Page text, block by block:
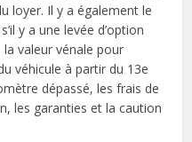
loyer. Il y a également le
y a une levée d’option
la valeur vénale pour
véhicule à partir du 13e
dépassé, les frais de
les garanties et la caution